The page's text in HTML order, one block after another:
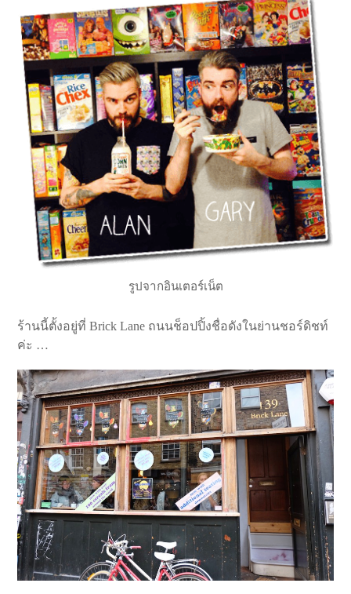
รูปจากอินเตอร์เน็ต
ร้านนี้ตั้งอยู่ที่ Brick Lane ถนนช็อปปิ้งชื่อดังในย่านชอร์ดิชท์
ค่ะ …